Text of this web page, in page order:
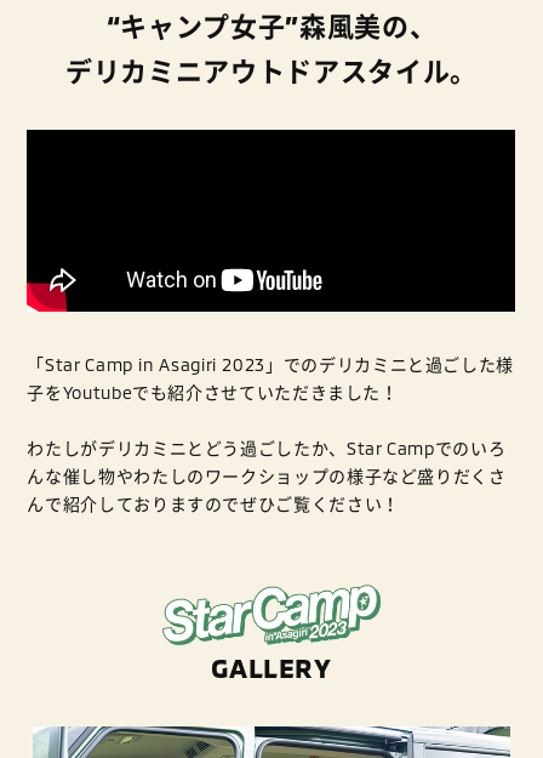
“キャンプ女子”森風美の、
デリカミニアウトドアスタイル。
「Star Camp in Asagiri 2023」でのデリカミニと過ごした様
子をYoutubeでも紹介させていただきました！
わたしがデリカミニとどう過ごしたか、Star Campでのいろ
んな催し物やわたしのワークショップの様子など盛りだくさ
んで紹介しておりますのでぜひご覧ください！
GALLERY